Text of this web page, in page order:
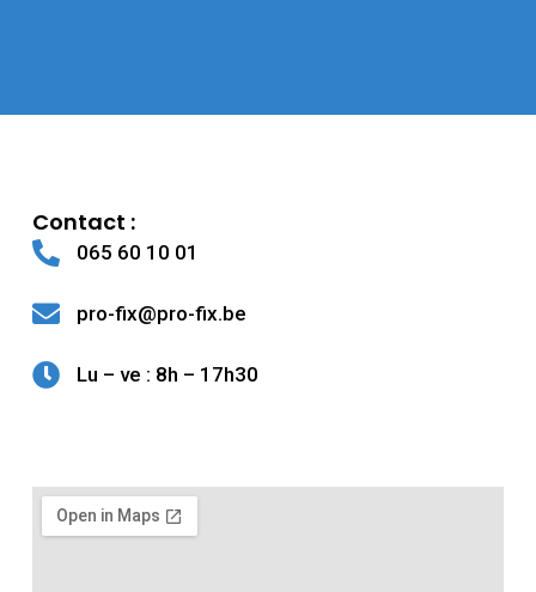
Contact :
065 60 10 01
pro-fix@pro-fix.be
Lu – ve : 8h – 17h30